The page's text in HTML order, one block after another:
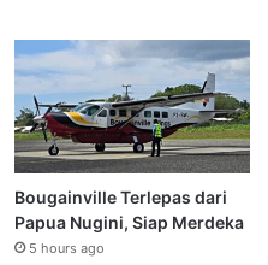
Bougainville Terlepas dari
Papua Nugini, Siap Merdeka
5 hours ago